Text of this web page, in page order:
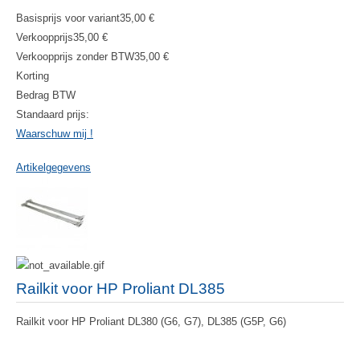
Basisprijs voor variant35,00 €
Verkoopprijs35,00 €
Verkoopprijs zonder BTW35,00 €
Korting
Bedrag BTW
Standaard prijs:
Waarschuw mij !
Artikelgegevens
Railkit voor HP Proliant DL385
Railkit voor HP Proliant DL380 (G6, G7), DL385 (G5P, G6)